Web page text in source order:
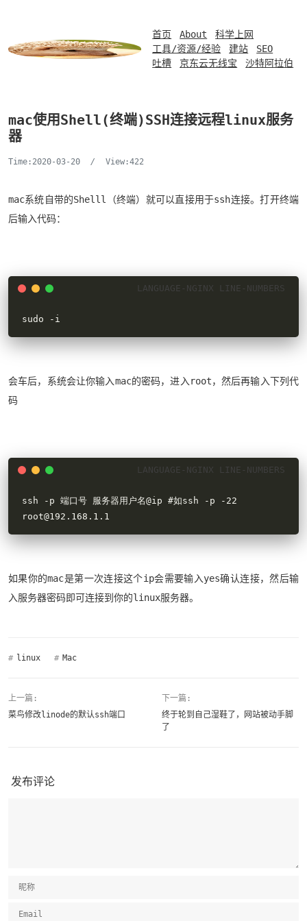
首页 About
科学上网
工具/资源/经验
建站
SEO
吐槽
京东云无线宝 沙特阿拉伯
mac使用Shell(终端)SSH连接远程linux服务
器
Time:2020-03-20 / View:422
mac系统自带的Shelll（终端）就可以直接用于ssh连接。打开终端
后输入代码：
sudo -i
会车后，系统会让你输入mac的密码，进入root，然后再输入下列代
码
root@192.168.1.1
如果你的mac是第一次连接这个ip会需要输入yes确认连接，然后输
入服务器密码即可连接到你的linux服务器。
# linux # Mac
上一篇:
菜鸟修改linode的默认ssh端口
下一篇:
终于轮到自己湿鞋了，网站被动手脚
了
发布评论